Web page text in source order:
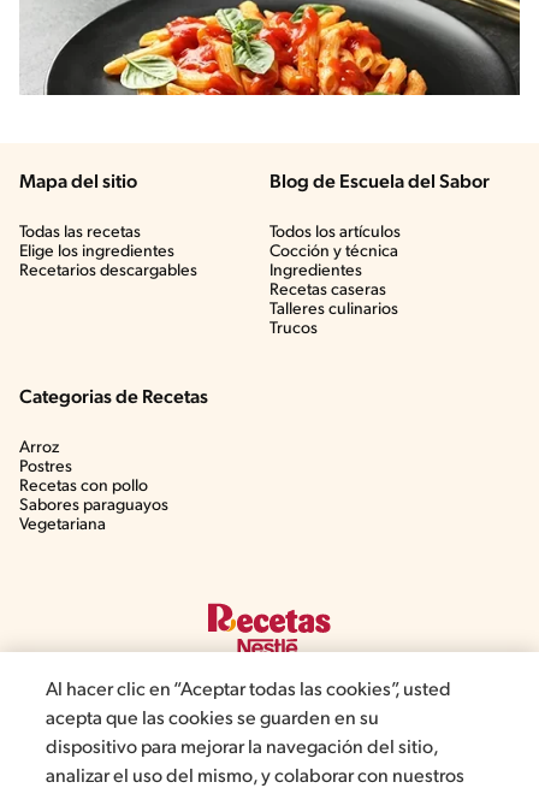
Mapa del sitio
Todas las recetas
Elige los ingredientes
Recetarios descargables
Blog de Escuela del Sabor
Todos los artículos
Cocción y técnica
Ingredientes
Recetas caseras
Talleres culinarios
Trucos
Categorias de Recetas
Arroz
Postres
Recetas con pollo
Sabores paraguayos
Vegetariana
©2022, Nestlé. Marcas registradas por Société dels Produits Nestlé,
S.A. Vevey (Suiza)
Al hacer clic en “Aceptar todas las cookies”, usted
acepta que las cookies se guarden en su
dispositivo para mejorar la navegación del sitio,
analizar el uso del mismo, y colaborar con nuestros